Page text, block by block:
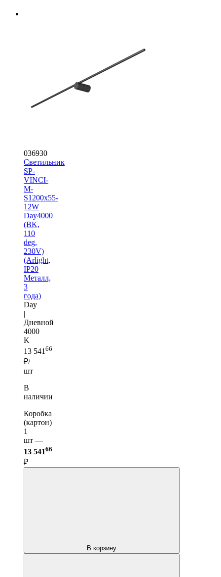
036930
Светильник
SP-
VINCI-
M-
S1200x55-
12W
Day4000
(BK,
110
deg,
230V)
(Arlight,
IP20
Металл,
3
года)
Day
|
Дневной
4000
K
13 541 66
₽/
шт
В
наличии
Коробка
(картон)
1
шт —
13 54166
₽
В корзину